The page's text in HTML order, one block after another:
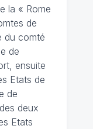
la « Rome
de
du comté
de
ensuite
Etats de
de
deux
Etats